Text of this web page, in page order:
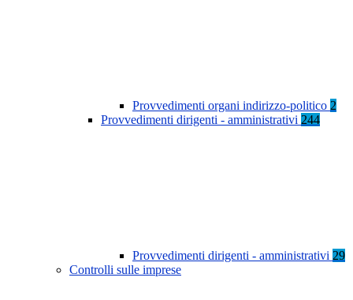
Provvedimenti organi indirizzo-politico 2
Provvedimenti dirigenti - amministrativi 244
Provvedimenti dirigenti - amministrativi 29
Controlli sulle imprese